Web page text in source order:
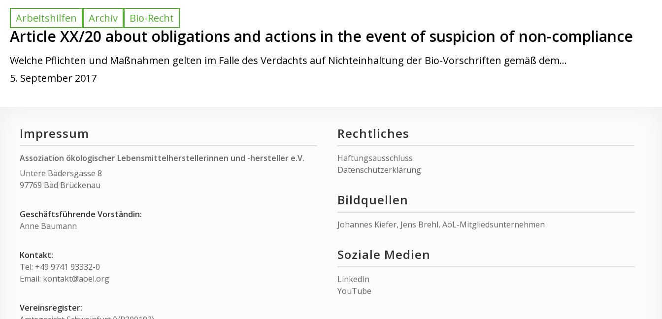
Arbeitshilfen Archiv Bio-Recht
Article XX/20 about obligations and actions in the event of suspicion of non-compliance
Welche Pflichten und Maßnahmen gelten im Falle des Verdachts auf Nichteinhaltung der Bio-Vorschriften gemäß dem…
5. September 2017
Impressum
Assoziation ökologischer Lebensmittelherstellerinnen und -hersteller e.V.
Untere Badersgasse 8
97769 Bad Brückenau
Geschäftsführende Vorständin:
Anne Baumann
Kontakt:
Tel: +49 9741 93332-0
Email: kontakt@aoel.org
Vereinsregister:
Rechtliches
Haftungsausschluss
Datenschutzerklärung
Bildquellen
Johannes Kiefer, Jens Brehl, AöL-Mitgliedsunternehmen
Soziale Medien
LinkedIn
YouTube